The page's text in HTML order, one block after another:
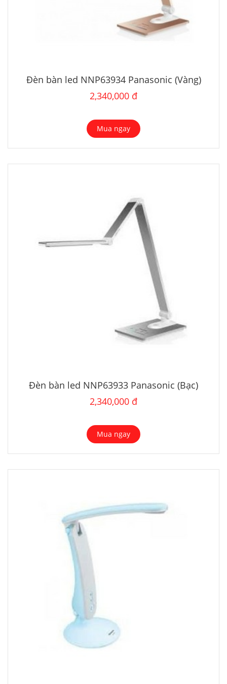
Đèn bàn led NNP63934 Panasonic (Vàng)
2,340,000 đ
Mua ngay
Đèn bàn led NNP63933 Panasonic (Bạc)
2,340,000 đ
Mua ngay